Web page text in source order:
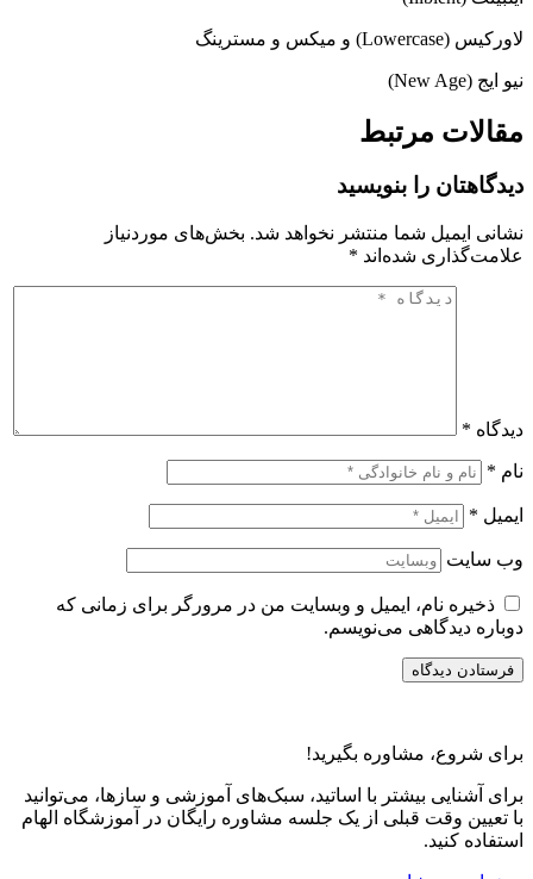
لاورکیس (Lowercase) و میکس و مسترینگ
نیو ایج (New Age)
مقالات مرتبط
دیدگاهتان را بنویسید
نشانی ایمیل شما منتشر نخواهد شد. بخش‌های موردنیاز
علامت‌گذاری شده‌اند *
دیدگاه *
نام *
ایمیل *
وب‌ سایت
ذخیره نام، ایمیل و وبسایت من در مرورگر برای زمانی که
دوباره دیدگاهی می‌نویسم.
برای شروع، مشاوره بگیرید!
برای آشنایی بیشتر با اساتید، سبک‌های آموزشی و سازها، می‌توانید
با تعیین وقت قبلی از یک جلسه مشاوره رایگان در آموزشگاه الهام
استفاده کنید.